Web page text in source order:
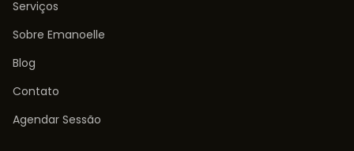
Serviços
Sobre Emanoelle
Blog
Contato
Agendar Sessão